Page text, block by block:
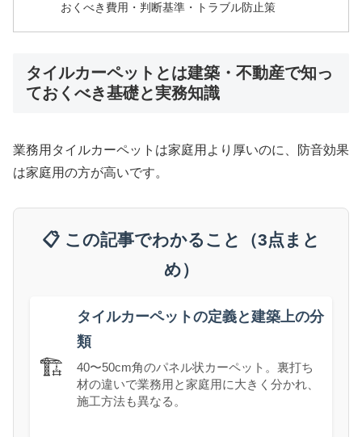
おくべき費用・判断基準・トラブル防止策
タイルカーペットとは建築・不動産で知っ
ておくべき基礎と実務知識
業務用タイルカーペットは家庭用より厚いのに、防音効果
は家庭用の方が高いです。
📋 この記事でわかること（3点まと
め）
🏗️
タイルカーペットの定義と建築上の分
類
40〜50cm角のパネル状カーペット。裏打ち
材の違いで業務用と家庭用に大きく分かれ、
施工方法も異なる。